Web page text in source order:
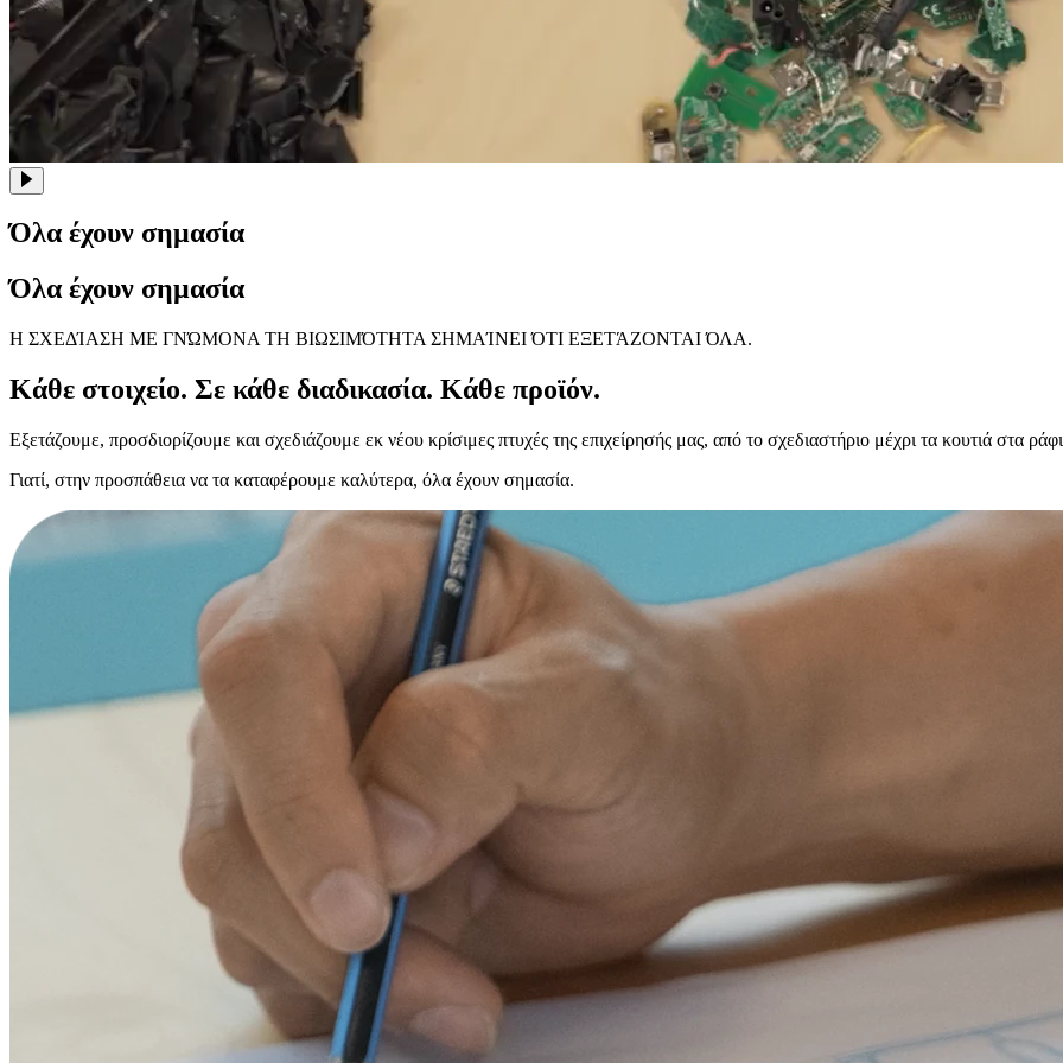
Όλα έχουν σημασία
Όλα έχουν σημασία
Η ΣΧΕΔΊΑΣΗ ΜΕ ΓΝΏΜΟΝΑ ΤΗ ΒΙΩΣΙΜΌΤΗΤΑ ΣΗΜΑΊΝΕΙ ΌΤΙ ΕΞΕΤΆΖΟΝΤΑΙ ΌΛΑ.
Κάθε στοιχείο. Σε κάθε διαδικασία. Κάθε προϊόν.
Εξετάζουμε, προσδιορίζουμε και σχεδιάζουμε εκ νέου κρίσιμες πτυχές της επιχείρησής μας, από το σχεδιαστήριο μέχρι τα κουτιά στα
Γιατί, στην προσπάθεια να τα καταφέρουμε καλύτερα, όλα έχουν σημασία.